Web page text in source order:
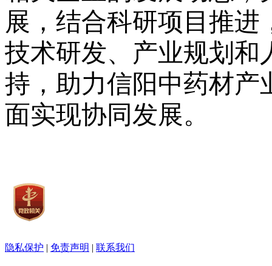
展，结合科研项目推
技术研发、产业规划和
持，助力信阳中药材产
面实现协同发展。
隐私保护 | 免责声明 | 联系我们